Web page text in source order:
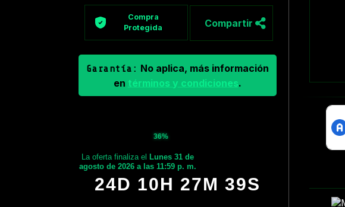
Compra
Protegida
Compartir
Garantía: No aplica, más información
en términos y condiciones.
36%
La oferta finaliza elLunes 31 de
agosto de 2026 a las 11:59 p. m.
24D 10H 27M 38S